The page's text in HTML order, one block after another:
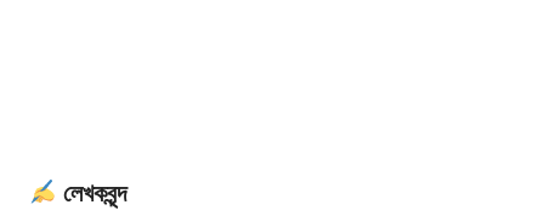
লেখকবৃন্দ